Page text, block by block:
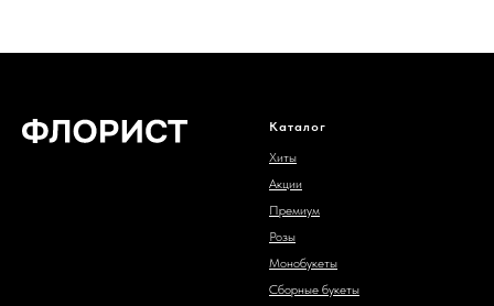
Каталог
Хиты
Акции
Премиум
Розы
Монобукеты
Сборные букеты